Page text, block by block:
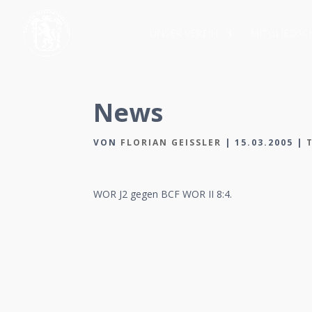
News
VON FLORIAN GEISSLER |15.03.2005 |
WOR J2 gegen BCF WOR II 8:4.